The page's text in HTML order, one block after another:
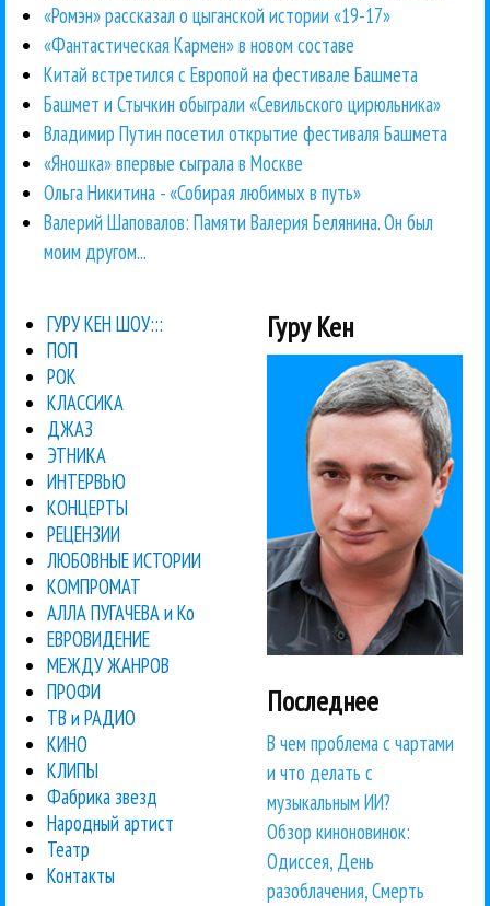
«Ромэн» рассказал о цыганской истории «19-17»
«Фантастическая Кармен» в новом составе
Китай встретился с Европой на фестивале Башмета
Башмет и Стычкин обыграли «Севильского цирюльника»
Владимир Путин посетил открытие фестиваля Башмета
«Яношка» впервые сыграла в Москве
Ольга Никитина - «Собирая любимых в путь»
Валерий Шаповалов: Памяти Валерия Белянина. Он был
моим другом...
ГУРУ КЕН ШОУ:::
ПОП
РОК
КЛАССИКА
ДЖАЗ
ЭТНИКА
ИНТЕРВЬЮ
КОНЦЕРТЫ
РЕЦЕНЗИИ
ЛЮБОВНЫЕ ИСТОРИИ
КОМПРОМАТ
АЛЛА ПУГАЧЕВА и Ко
ЕВРОВИДЕНИЕ
МЕЖДУ ЖАНРОВ
ПРОФИ
ТВ и РАДИО
КИНО
КЛИПЫ
Фабрика звезд
Народный артист
Театр
Контакты
Гуру Кен
Последнее
В чем проблема с чартами
и что делать с
музыкальным ИИ?
Обзор киноновинок:
Одиссея, День
разоблачения, Смерть